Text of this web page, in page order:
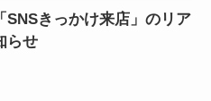
SNSきっかけ来店」のリア
らせ